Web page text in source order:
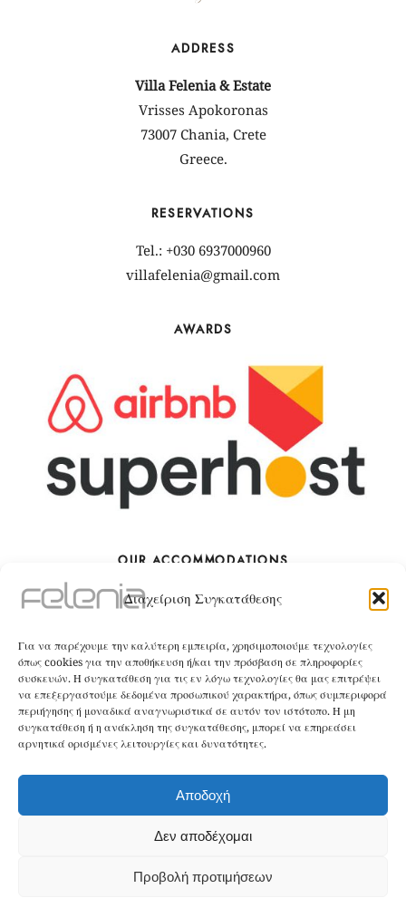
Διαχείριση Συγκατάθεσης
Για να παρέχουμε την καλύτερη εμπειρία, χρησιμοποιούμε τεχνολογίες
όπως cookies για την αποθήκευση ή/και την πρόσβαση σε πληροφορίες
συσκευών. Η συγκατάθεση για τις εν λόγω τεχνολογίες θα μας επιτρέψει
να επεξεργαστούμε δεδομένα προσωπικού χαρακτήρα, όπως συμπεριφορά
περιήγησης ή μοναδικά αναγνωριστικά σε αυτόν τον ιστότοπο. Η μη
συγκατάθεση ή η ανάκληση της συγκατάθεσης, μπορεί να επηρεάσει
αρνητικά ορισμένες λειτουργίες και δυνατότητες.
Αποδοχή
Δεν αποδέχομαι
Προβολή προτιμήσεων
ADDRESS
Villa Felenia & Estate
Vrisses Apokoronas
73007 Chania, Crete
Greece.
RESERVATIONS
Tel.: +030 6937000960
villafelenia@gmail.com
AWARDS
OUR ACCOMMODATIONS
The Villa
BOOK
The Apartment
BOOK
Our Accommodations
Πολιτική Cookies (ΕΕ)